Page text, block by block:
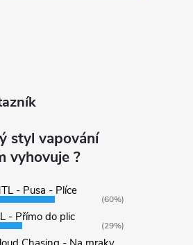
styl vapování
vyhovuje ?
- Pusa - Plíce
(60%)
- Přímo do plic
(29%)